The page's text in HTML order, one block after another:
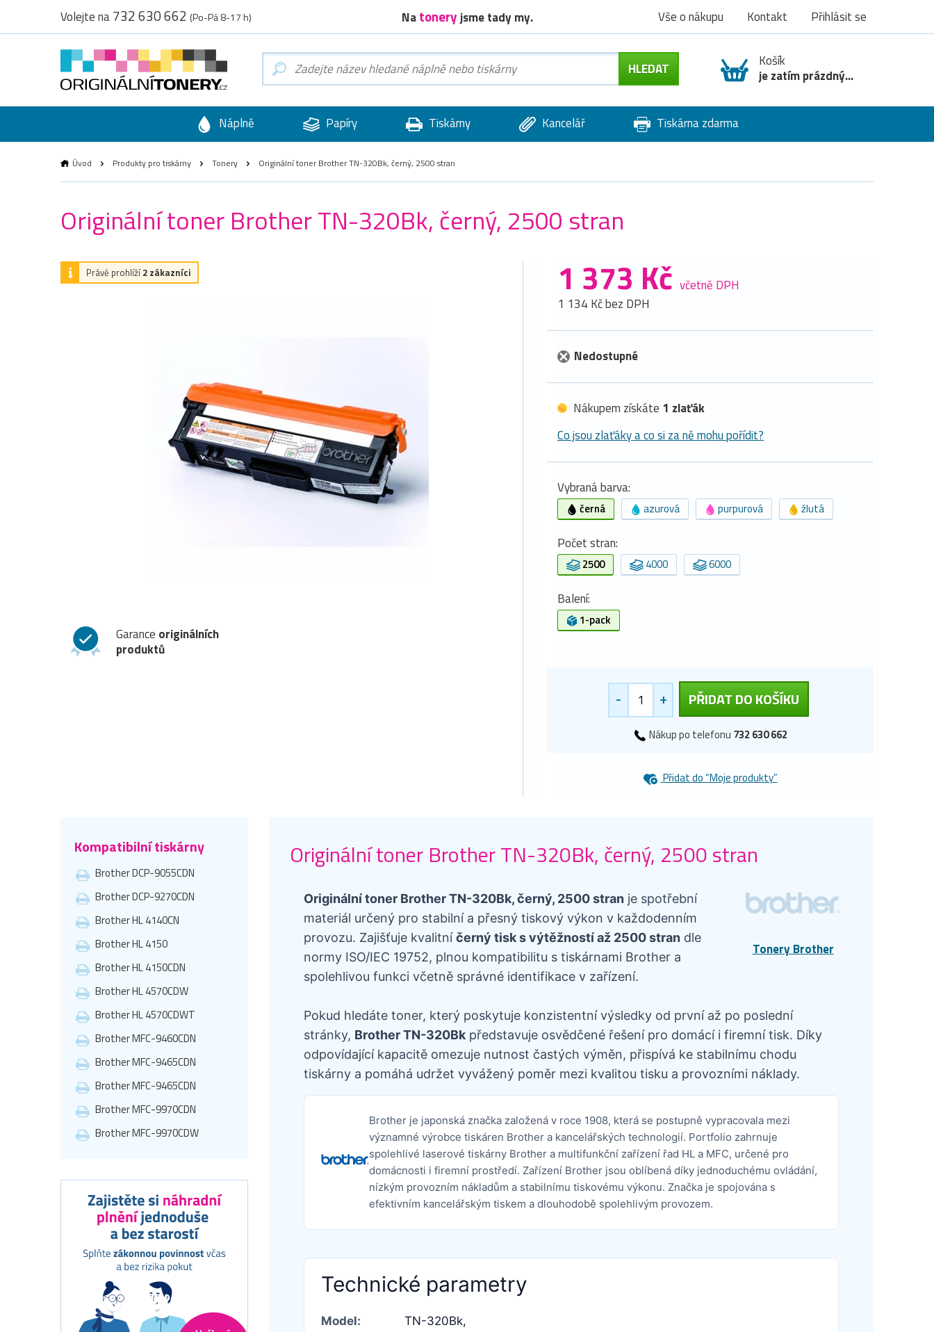
Volejte na732 630 662 (Po-Pá 8-17 h) Natoneryjsme tady my. Vše o nákupu Kontakt Přihlásit se
Košík
je zatím prázdný...
Náplně Papíry Tiskárny Kancelář Tiskárna zdarma
Úvod Produkty pro tiskárny Tonery Originální toner Brother TN-320Bk, černý, 2500 stran
Originální toner Brother TN-320Bk, černý, 2500 stran
Právě prohlíží2 zákazníci
Garance originálních
produktů
1 373 Kč včetně DPH
1 134 Kč bez DPH
Nedostupné
Nákupem získáte 1 zlaťák
Co jsou zlaťáky a co si za ně mohu pořídit?
Vybraná barva:
černá azurová purpurová žlutá
Počet stran:
2500 4000 6000
Balení:
1-pack
- + PŘIDAT DO KOŠÍKU
Nákup po telefonu 732 630 662
Přidat do “Moje produkty”
Kompatibilní tiskárny
Brother DCP-9055CDN
Brother DCP-9270CDN
Brother HL 4140CN
Brother HL 4150
Brother HL 4150CDN
Brother HL 4570CDW
Brother HL 4570CDWT
Brother MFC-9460CDN
Brother MFC-9465CDN
Brother MFC-9465CDN
Brother MFC-9970CDN
Brother MFC-9970CDW
Originální toner Brother TN-320Bk, černý, 2500 stran
Tonery Brother
Originální toner Brother TN-320Bk, černý, 2500 stran je spotřební
materiál určený pro stabilní a přesný tiskový výkon v každodenním
provozu. Zajišťuje kvalitníčerný tisk s výtěžností až 2500 stran dle
normy ISO/IEC 19752, plnou kompatibilitu s tiskárnami Brother a
spolehlivou funkci včetně správné identifikace v zařízení.
Pokud hledáte toner, který poskytuje konzistentní výsledky od první až po poslední
stránky, Brother TN-320Bk představuje osvědčené řešení pro domácí i firemní tisk. Díky
odpovídající kapacitě omezuje nutnost častých výměn, přispívá ke stabilnímu chodu
tiskárny a pomáhá udržet vyvážený poměr mezi kvalitou tisku a provozními náklady.
Brother je japonská značka založená v roce 1908, která se postupně vypracovala mezi
významné výrobce tiskáren Brother a kancelářských technologií. Portfolio zahrnuje
spolehlivé laserové tiskárny Brother a multifunkční zařízení řad HL a MFC, určené pro
domácnosti i firemní prostředí. Zařízení Brother jsou oblíbená díky jednoduchému ovládání,
nízkým provozním nákladům a stabilnímu tiskovému výkonu. Značka je spojována s
efektivním kancelářským tiskem a dlouhodobě spolehlivým provozem.
Technické parametry
Model: TN-320Bk,